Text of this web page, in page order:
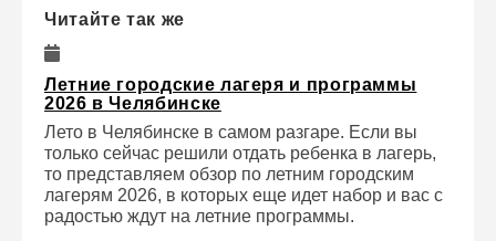
Читайте так же
Летние городские лагеря и программы
2026 в Челябинске
Лето в Челябинске в самом разгаре. Если вы
только сейчас решили отдать ребенка в лагерь,
то представляем обзор по летним городским
лагерям 2026, в которых еще идет набор и вас с
радостью ждут на летние программы.